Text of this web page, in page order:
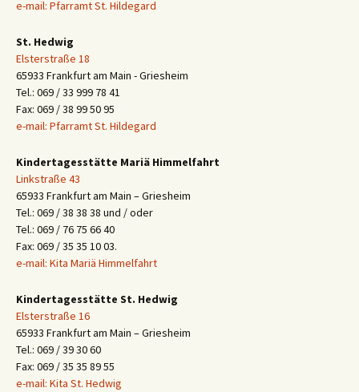
e-mail: Pfarramt St. Hildegard
St. Hedwig
Elsterstraße 18
65933 Frankfurt am Main - Griesheim
Tel.: 069 / 33 999 78 41
Fax: 069 / 38 99 50 95
e-mail: Pfarramt St. Hildegard
Kindertagesstätte Mariä Himmelfahrt
Linkstraße 43
65933 Frankfurt am Main – Griesheim
Tel.: 069 / 38 38 38 und / oder
Tel.: 069 / 76 75 66 40
Fax: 069 / 35 35 10 03.
e-mail: Kita Mariä Himmelfahrt
Kindertagesstätte St. Hedwig
Elsterstraße 16
65933 Frankfurt am Main – Griesheim
Tel.: 069 / 39 30 60
Fax: 069 / 35 35 89 55
e-mail: Kita St. Hedwig